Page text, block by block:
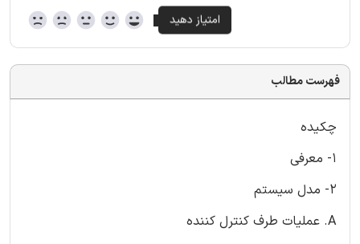
فهرست مطالب
چکیده
1- معرفی
2- مدل سیستم
A. عملیات طرف کنترل کننده